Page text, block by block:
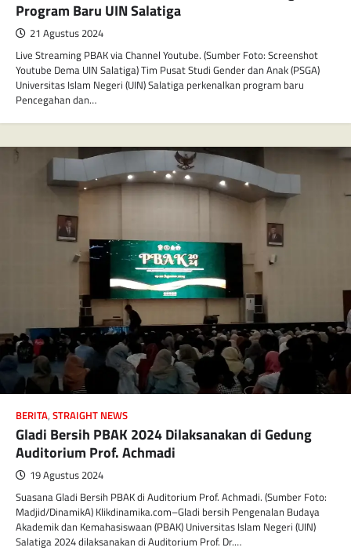
Program Baru UIN Salatiga
21 Agustus 2024
Live Streaming PBAK via Channel Youtube. (Sumber Foto: Screenshot
Youtube Dema UIN Salatiga) Tim Pusat Studi Gender dan Anak (PSGA)
Universitas Islam Negeri (UIN) Salatiga perkenalkan program baru
Pencegahan dan…
BERITA, STRAIGHT NEWS
Gladi Bersih PBAK 2024 Dilaksanakan di Gedung
Auditorium Prof. Achmadi
19 Agustus 2024
Suasana Gladi Bersih PBAK di Auditorium Prof. Achmadi. (Sumber Foto:
Madjid/DinamikA) Klikdinamika.com–Gladi bersih Pengenalan Budaya
Akademik dan Kemahasiswaan (PBAK) Universitas Islam Negeri (UIN)
Salatiga 2024 dilaksanakan di Auditorium Prof. Dr.…